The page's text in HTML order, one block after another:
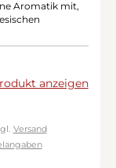
Aromatik mit,
anzeigen
Versand